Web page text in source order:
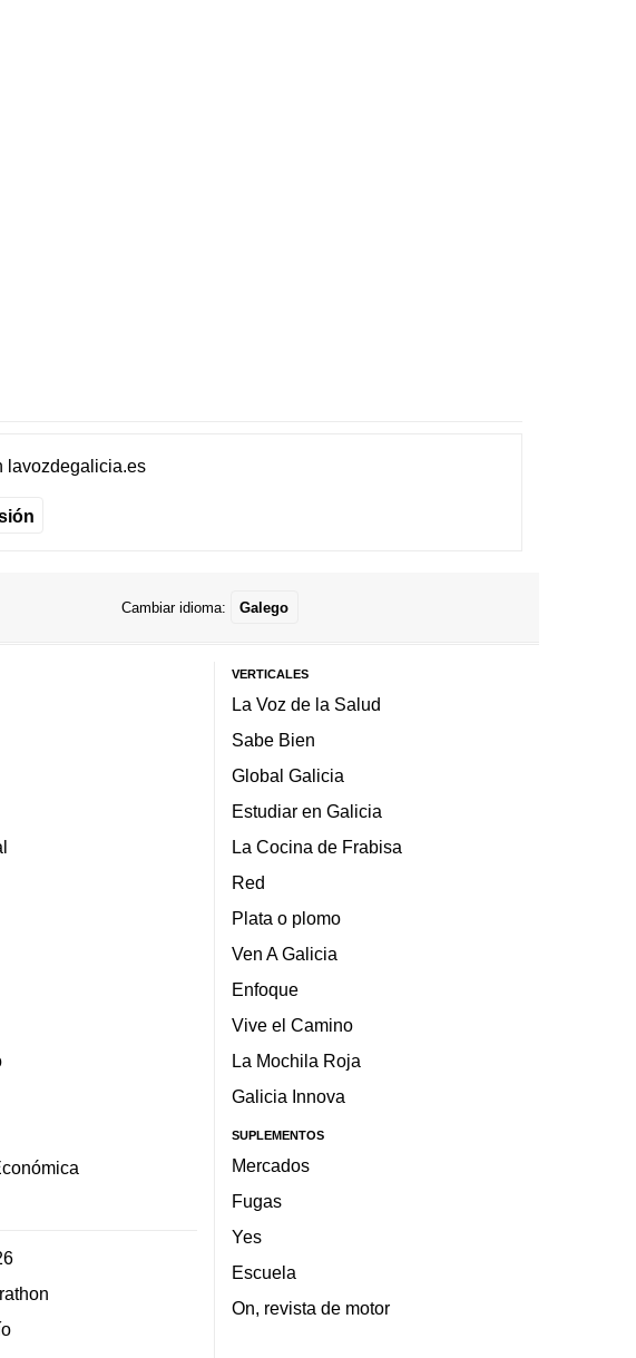
lavozdegalicia.es
Cambiar idioma: Galego
VERTICALES
La Voz de la Salud
Sabe Bien
Global Galicia
Estudiar en Galicia
La Cocina de Frabisa
Red
Plata o plomo
Ven A Galicia
Enfoque
Vive el Camino
La Mochila Roja
Galicia Innova
SUPLEMENTOS
Mercados
Fugas
Yes
Escuela
On, revista de motor